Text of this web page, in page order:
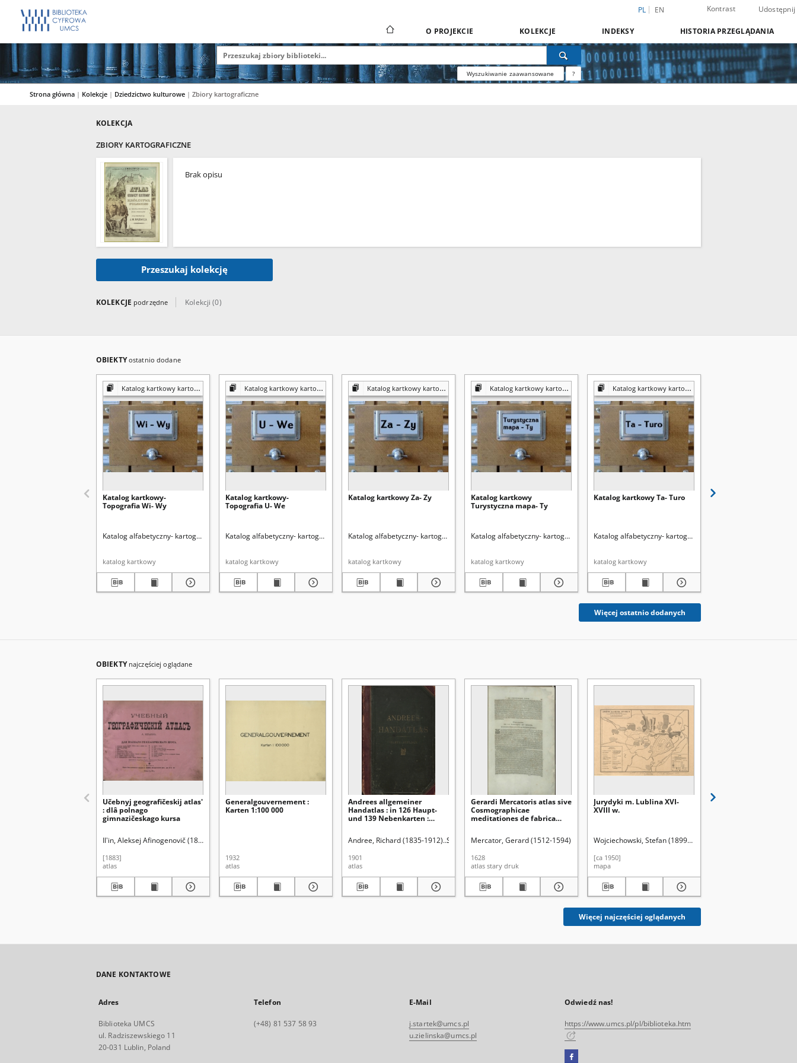
PL EN Kontrast Udostępnij
O PROJEKCIE KOLEKCJE INDEKSY HISTORIA PRZEGLĄDANIA
Wyszukiwanie zaawansowane ?
Strona główna | Kolekcje | Dziedzictwo kulturowe | Zbiory kartograficzne
KOLEKCJA
ZBIORY KARTOGRAFICZNE
Brak opisu
Przeszukaj kolekcję
KOLEKCJE podrzędne Kolekcji (0)
OBIEKTYostatnio dodane
Katalog kartkowy kartografia
Katalog kartkowy-
Topografia Wi- Wy
Katalog alfabetyczny- kartografia
katalog kartkowy
Katalog kartkowy kartografia
Katalog kartkowy-
Topografia U- We
Katalog alfabetyczny- kartografia
katalog kartkowy
Katalog kartkowy kartografia
Katalog kartkowy Za- Zy
Katalog alfabetyczny- kartografia
katalog kartkowy
Katalog kartkowy kartografia
Katalog kartkowy
Turystyczna mapa- Ty
Katalog alfabetyczny- kartografia
katalog kartkowy
Katalog kartkowy kartografia
Katalog kartkowy Ta- Turo
Katalog alfabetyczny- kartografia
katalog kartkowy
Więcej ostatnio dodanych
OBIEKTY najczęściej oglądane
Učebnyj geografičeskij atlas'
: dlâ polnago
gimnazičeskago kursa
Il'in, Aleksej Afinogenovič (1832-1889)
[1883]
atlas
Generalgouvernement :
Karten 1:100 000
1932
atlas
Andrees allgemeiner
Handatlas : in 126 Haupt-
und 139 Nebenkarten :
Namenverzeichnis
Andree, Richard (1835-1912) Scobel, Albert (1851-1912). Red.
1901
atlas
Gerardi Mercatoris atlas sive
Cosmographicae
meditationes de fabrica
Mercator, Gerard (1512-1594)
1628
atlas stary druk
Jurydyki m. Lublina XVI-
XVIII w.
Wojciechowski, Stefan (1899-1980)
[ca 1950]
mapa
Więcej najczęściej oglądanych
DANE KONTAKTOWE
Adres
Biblioteka UMCS
ul. Radziszewskiego 11
20-031 Lublin, Poland
Telefon
(+48) 81 537 58 93
E-Mail
j.startek@umcs.pl
u.zielinska@umcs.pl
Odwiedź nas!
https://www.umcs.pl/pl/biblioteka.htm
Facebook